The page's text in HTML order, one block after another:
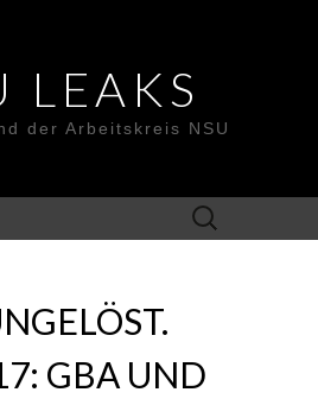
LEAKS
der Arbeitskreis NSU
Suche
nach:
GBA UND